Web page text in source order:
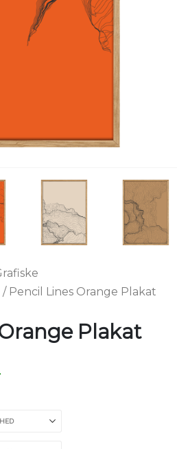
/ Pencil Lines Orange Plakat
Plakat